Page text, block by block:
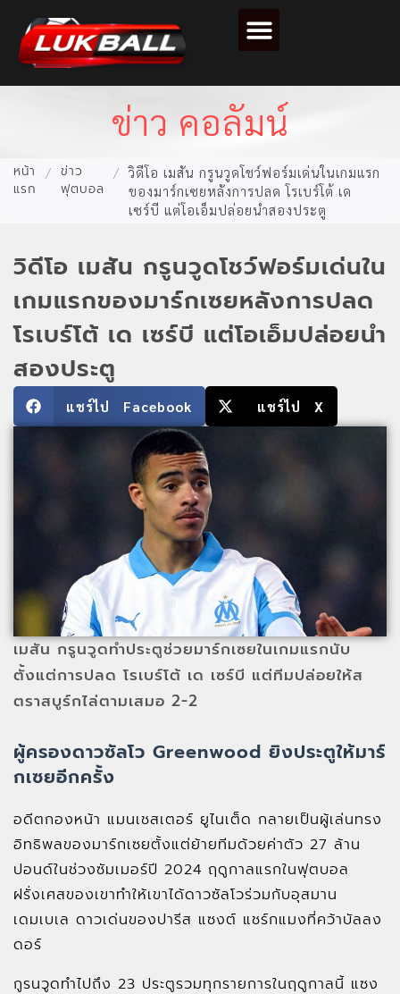
ข่าว คอลัมน์
หน้า
แรก
/ ข่าว
ฟุตบอล
/ วิดีโอ เมสัน กรูนวูดโชว์ฟอร์มเด่นในเกมแรก
ของมาร์กเซยหลังการปลด โรเบร์โต้ เด
เซร์บี แต่โอเอ็มปล่อยนำสองประตู
วิดีโอ เมสัน กรูนวูดโชว์ฟอร์มเด่นใน
เกมแรกของมาร์กเซยหลังการปลด
โรเบร์โต้ เด เซร์บี แต่โอเอ็มปล่อยนำ
สองประตู
แชร์ไป Facebook แชร์ไป X
เมสัน กรูนวูดทำประตูช่วยมาร์กเซยในเกมแรกนับ
ตั้งแต่การปลด โรเบร์โต้ เด เซร์บี แต่ทีมปล่อยให้ส
ตราสบูร์กไล่ตามเสมอ 2-2
ผู้ครองดาวซัลโว Greenwood ยิงประตูให้มาร์
กเซยอีกครั้ง
อดีตกองหน้า แมนเชสเตอร์ ยูไนเต็ด กลายเป็นผู้เล่นทรง
อิทธิพลของมาร์กเซยตั้งแต่ย้ายทีมด้วยค่าตัว 27 ล้าน
ปอนด์ในช่วงซัมเมอร์ปี 2024 ฤดูกาลแรกในฟุตบอล
ฝรั่งเศสของเขาทำให้เขาได้ดาวซัลโวร่วมกับอุสมาน
เดมเบเล ดาวเด่นของปารีส แซงต์ แชร์กแมงที่คว้าบัลลง
ดอร์
กูรนวูดทำไปถึง 23 ประตูรวมทุกรายการในฤดูกาลนี้ แซง